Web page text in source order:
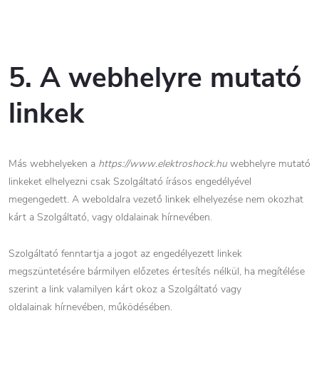
5. A webhelyre mutató
linkek
Más webhelyeken a https://www.elektroshock.huwebhelyre mutató
linkeket elhelyezni csak Szolgáltató írásos engedélyével
megengedett. A weboldalra vezető linkek elhelyezése nem okozhat
kárt a Szolgáltató, vagy oldalainak hírnevében.
Szolgáltató fenntartja a jogot az engedélyezett linkek
megszüntetésére bármilyen előzetes értesítés nélkül, ha megítélése
szerint a link valamilyen kárt okoz a Szolgáltató vagy
oldalainak hírnevében, működésében.